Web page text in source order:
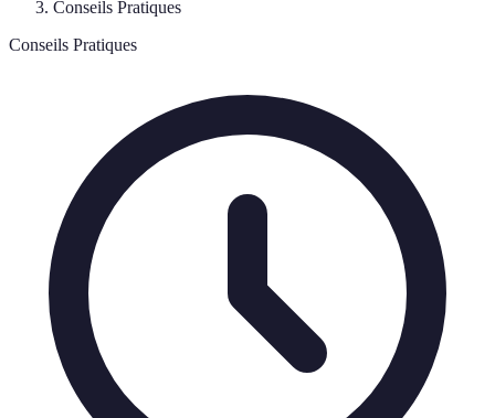
Conseils Pratiques
Conseils Pratiques